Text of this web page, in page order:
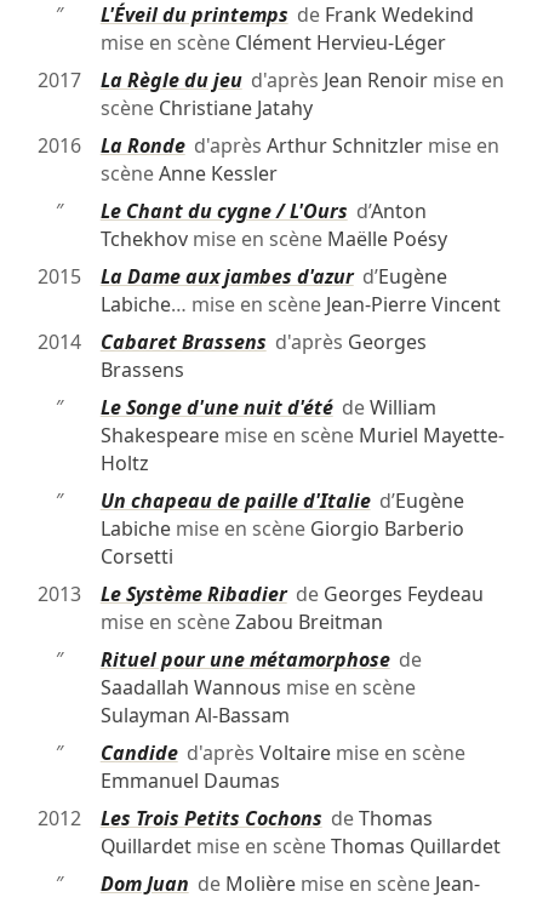
″
L'Éveil du printemps de Frank Wedekind
mise en scène Clément Hervieu-Léger
2017
La Règle du jeud'après Jean Renoirmise en
scène Christiane Jatahy
2016
La Ronded'après Arthur Schnitzlermise en
scèneAnne Kessler
″
Le Chant du cygne / L'Ours d’Anton
Tchekhovmise en scène Maëlle Poésy
2015
La Dame aux jambes d'azurd’Eugène
Labiche… mise en scène Jean-Pierre Vincent
2014
Cabaret Brassens d'après Georges
Brassens
″
Le Songe d'une nuit d'étédeWilliam
Shakespearemise en scène Muriel Mayette-
Holtz
″
Un chapeau de paille d'Italied’Eugène
Labichemise en scène Giorgio Barberio
Corsetti
2013
Le Système Ribadierde Georges Feydeau
mise en scèneZabou Breitman
″
Rituel pour une métamorphosede
Saadallah Wannous mise en scène
Sulayman Al-Bassam
″
Candided'après Voltairemise en scène
Emmanuel Daumas
2012
Les Trois Petits Cochons deThomas
Quillardetmise en scèneThomas Quillardet
″
Dom Juan de Molièremise en scène Jean-